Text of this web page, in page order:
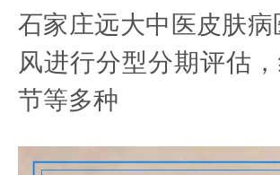
石家庄远大中医皮肤
风进行分型分期评估
节等多种